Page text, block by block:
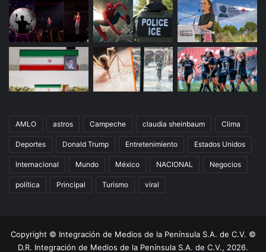
AMLO astros Campeche claudia sheinbaum Clima
Deportes Donald Trump Entretenimiento Estados Unidos
Internacional Mundo México NACIONAL Negocios
política Principal Turismo viral
Copyright © Integración de Medios de la Península S.A. de C.V. ©
D.R. Integración de Medios de la Península S.A. de C.V., 2026.